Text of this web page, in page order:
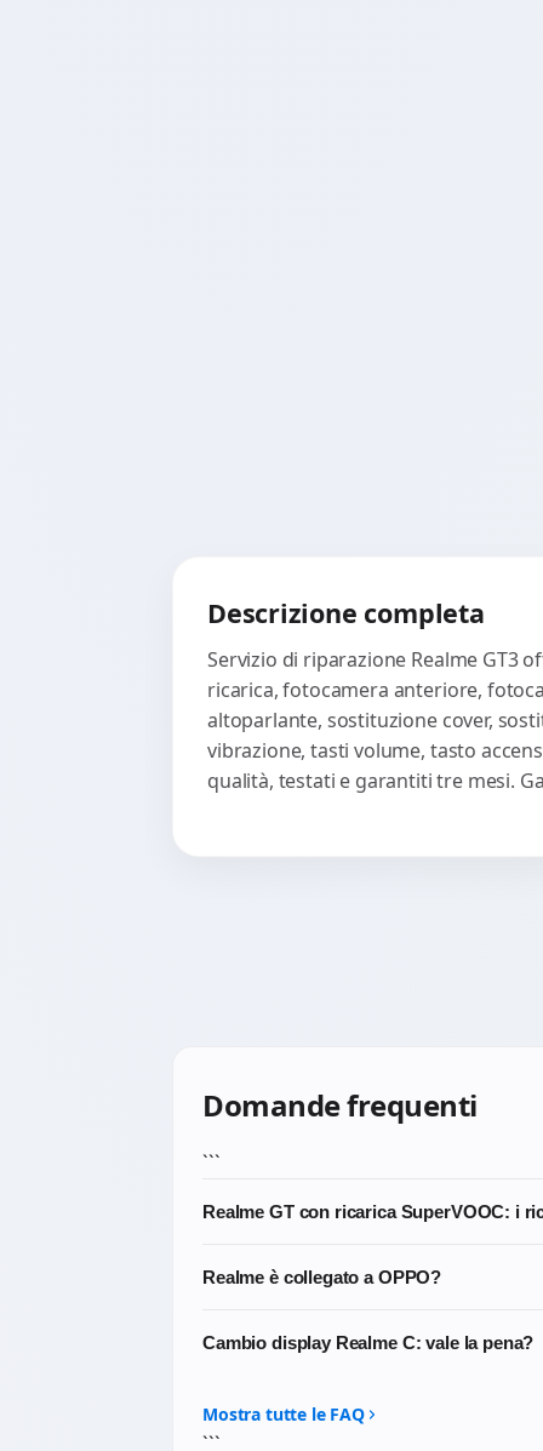
Descrizione completa
Servizio di riparazione Realme GT3
ricarica, fotocamera anteriore,
altoparlante, sostituzione cover,
vibrazione, tasti volume, tasto
qualità, testati e garantiti tre mesi.
Domande frequenti
```
Realme GT con ricarica SuperVOOC: i
performanti.
Realme è collegato a OPPO?
SuperVOOC) ma ha propria gestione,
Cambio display Realme C: vale la pena?
senso. Scrivici per un consiglio
Mostra tutte le FAQ
```